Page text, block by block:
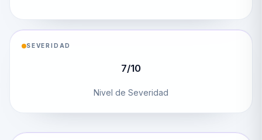
SEVERIDAD
7/10
Nivel de Severidad